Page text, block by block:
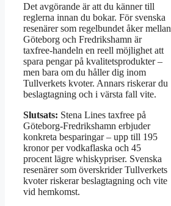
Det avgörande är att du känner till
reglerna innan du bokar. För svenska
resenärer som regelbundet åker mellan
Göteborg och Fredrikshamn är
taxfree-handeln en reell möjlighet att
spara pengar på kvalitetsprodukter –
men bara om du håller dig inom
Tullverkets kvoter. Annars riskerar du
beslagtagning och i värsta fall vite.
Slutsats: Stena Lines taxfree på
Göteborg-Fredrikshamn erbjuder
konkreta besparingar – upp till 195
kronor per vodkaflaska och 45
procent lägre whiskypriser. Svenska
resenärer som överskrider Tullverkets
kvoter riskerar beslagtagning och vite
vid hemkomst.